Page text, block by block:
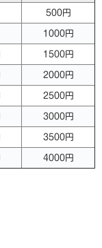
500円
1000円
1500円
2000円
2500円
3000円
3500円
4000円